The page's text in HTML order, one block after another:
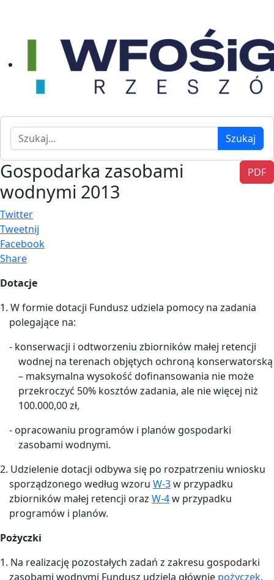
Szukaj Szukaj
PDF
Gospodarka zasobami
wodnymi 2013
Twitter
Tweetnij
Facebook
Share
Dotacje
1. W formie dotacji Fundusz udziela pomocy na zadania
polegające na:
- konserwacji i odtworzeniu zbiorników małej retencji
wodnej na terenach objętych ochroną konserwatorską
– maksymalna wysokość dofinansowania nie może
przekroczyć 50% kosztów zadania, ale nie więcej niż
100.000,00 zł,
- opracowaniu programów i planów gospodarki
zasobami wodnymi.
2. Udzielenie dotacji odbywa się po rozpatrzeniu wniosku
sporządzonego według wzoru W-3w przypadku
zbiorników małej retencji oraz W-4w przypadku
programów i planów.
Pożyczki
1. Na realizację pozostałych zadań z zakresu gospodarki
zasobami wodnymi Fundusz udziela głównie pożyczek.